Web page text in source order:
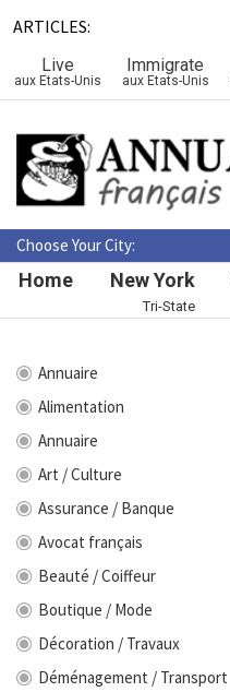
ARTICLES:
Live
aux Etats-Unis
Immigrate
aux Etats-Unis
Choose Your City:
Home New York
Tri-State
Annuaire
Alimentation
Annuaire
Art / Culture
Assurance / Banque
Avocat français
Beauté / Coiffeur
Boutique / Mode
Décoration / Travaux
Déménagement / Transport